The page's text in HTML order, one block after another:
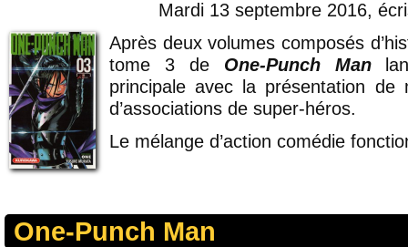
Mardi 13 septembre 2016,
Après deux volumes composés
tome 3 de One-Punch Man
principale avec la présentation de
d’associations de super-héros.
Le mélange d’action comédie
One-Punch Man